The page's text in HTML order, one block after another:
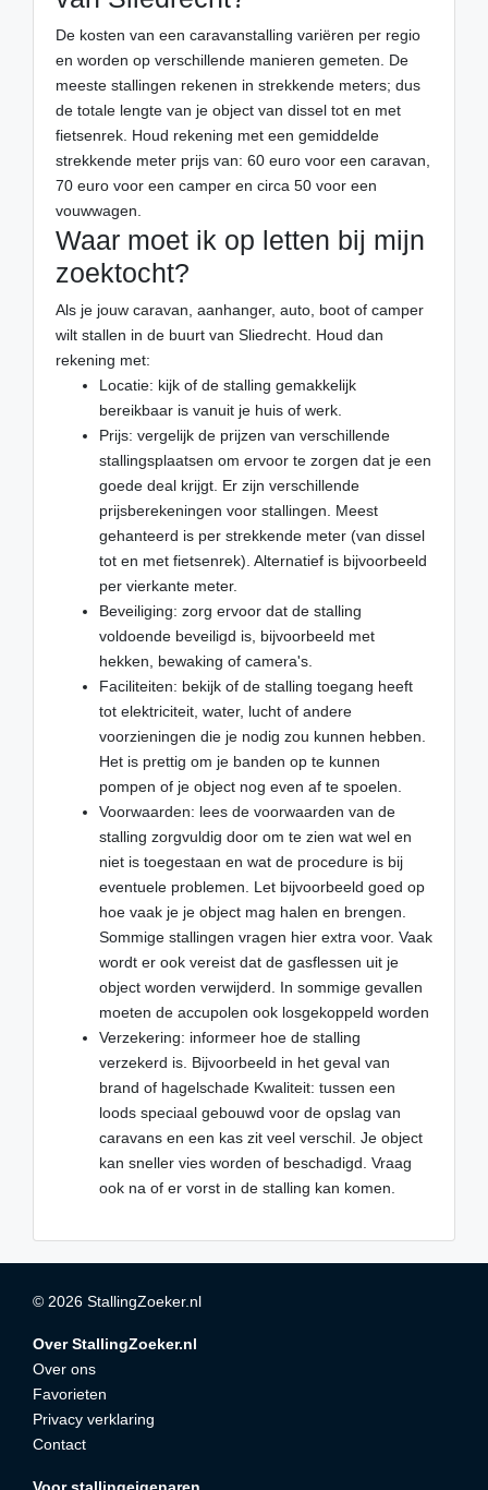
De kosten van een caravanstalling variëren per regio
en worden op verschillende manieren gemeten. De
meeste stallingen rekenen in strekkende meters; dus
de totale lengte van je object van dissel tot en met
fietsenrek. Houd rekening met een gemiddelde
strekkende meter prijs van: 60 euro voor een caravan,
70 euro voor een camper en circa 50 voor een
vouwwagen.
Waar moet ik op letten bij mijn
zoektocht?
Als je jouw caravan, aanhanger, auto, boot of camper
wilt stallen in de buurt van Sliedrecht. Houd dan
rekening met:
Locatie: kijk of de stalling gemakkelijk
bereikbaar is vanuit je huis of werk.
Prijs: vergelijk de prijzen van verschillende
stallingsplaatsen om ervoor te zorgen dat je een
goede deal krijgt. Er zijn verschillende
prijsberekeningen voor stallingen. Meest
gehanteerd is per strekkende meter (van dissel
tot en met fietsenrek). Alternatief is bijvoorbeeld
per vierkante meter.
Beveiliging: zorg ervoor dat de stalling
voldoende beveiligd is, bijvoorbeeld met
hekken, bewaking of camera's.
Faciliteiten: bekijk of de stalling toegang heeft
tot elektriciteit, water, lucht of andere
voorzieningen die je nodig zou kunnen hebben.
Het is prettig om je banden op te kunnen
pompen of je object nog even af te spoelen.
Voorwaarden: lees de voorwaarden van de
stalling zorgvuldig door om te zien wat wel en
niet is toegestaan en wat de procedure is bij
eventuele problemen. Let bijvoorbeeld goed op
hoe vaak je je object mag halen en brengen.
Sommige stallingen vragen hier extra voor. Vaak
wordt er ook vereist dat de gasflessen uit je
object worden verwijderd. In sommige gevallen
moeten de accupolen ook losgekoppeld worden
Verzekering: informeer hoe de stalling
verzekerd is. Bijvoorbeeld in het geval van
brand of hagelschade Kwaliteit: tussen een
loods speciaal gebouwd voor de opslag van
caravans en een kas zit veel verschil. Je object
kan sneller vies worden of beschadigd. Vraag
ook na of er vorst in de stalling kan komen.
© 2026 StallingZoeker.nl
Over StallingZoeker.nl
Over ons
Favorieten
Privacy verklaring
Contact